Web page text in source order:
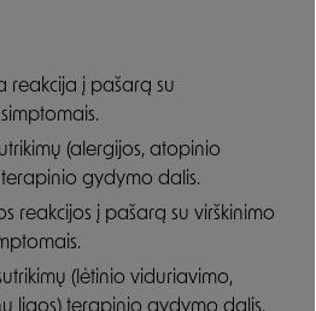
reakcija į pašarą su
(alergijos, atopinio
gydymo dalis.
reakcijos į pašarą su virškinimo
(lėtinio viduriavimo,